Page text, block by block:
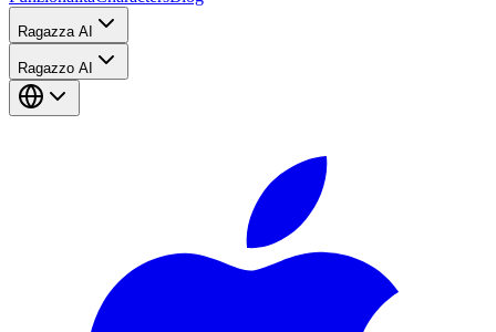
Ragazza AI
Ragazzo AI